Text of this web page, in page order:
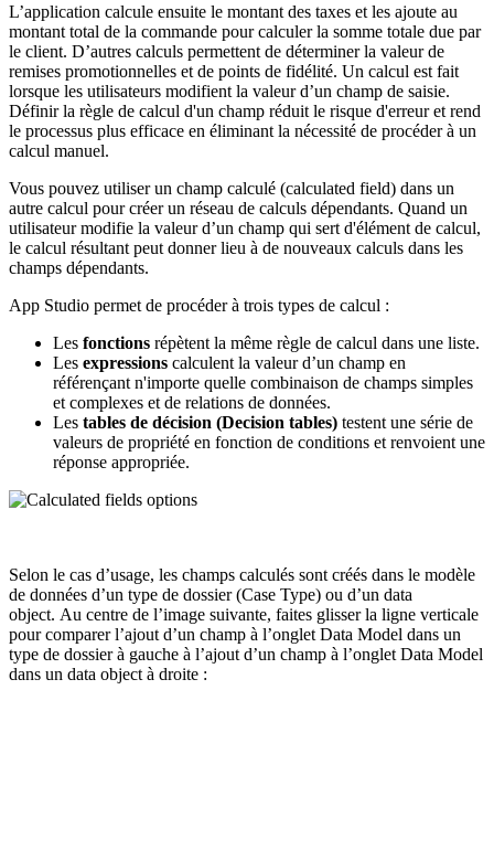
L’application calcule ensuite le montant des taxes et les ajoute au
montant total de la commande pour calculer la somme totale due par
le client. D’autres calculs permettent de déterminer la valeur de
remises promotionnelles et de points de fidélité. Un calcul est fait
lorsque les utilisateurs modifient la valeur d’un champ de saisie.
Définir la règle de calcul d'un champ réduit le risque d'erreur et rend
le processus plus efficace en éliminant la nécessité de procéder à un
calcul manuel.
Vous pouvez utiliser un champ calculé (calculated field) dans un
autre calcul pour créer un réseau de calculs dépendants. Quand un
utilisateur modifie la valeur d’un champ qui sert d'élément de calcul,
le calcul résultant peut donner lieu à de nouveaux calculs dans les
champs dépendants.
App Studio permet de procéder à trois types de calcul :
Les fonctions répètent la même règle de calcul dans une liste.
Les expressions calculent la valeur d’un champ en
référençant n'importe quelle combinaison de champs simples
et complexes et de relations de données.
Les tables de décision (Decision tables) testent une série de
valeurs de propriété en fonction de conditions et renvoient une
réponse appropriée.
Selon le cas d’usage, les champs calculés sont créés dans le modèle
de données d’un type de dossier (Case Type) ou d’un data
object. Au centre de l’image suivante, faites glisser la ligne verticale
pour comparer l’ajout d’un champ à l’onglet Data Model dans un
type de dossier à gauche à l’ajout d’un champ à l’onglet Data Model
dans un data object à droite :